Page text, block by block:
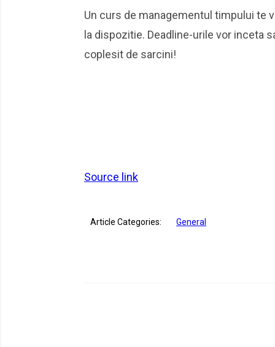
Un curs de managementul timpului te
la dispozitie. Deadline-urile vor inceta
coplesit de sarcini!
Source link
Article Categories: General